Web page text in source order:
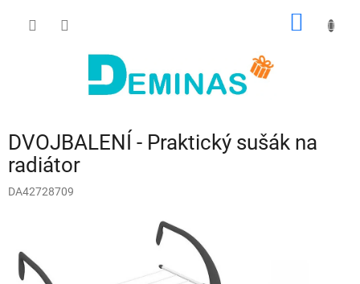
DVOJBALENÍ - Praktický sušák na
radiátor
DA42728709